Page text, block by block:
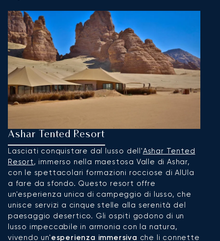
Ashar Tented Resort
Lasciati conquistare dal lusso dell'Ashar Tented
Resort, immerso nella maestosa Valle di Ashar,
con le spettacolari formazioni rocciose di AlUla
a fare da sfondo. Questo resort offre
un'esperienza unica di campeggio di lusso, che
unisce servizi a cinque stelle alla serenità del
paesaggio desertico. Gli ospiti godono di un
lusso impeccabile in armonia con la natura,
vivendo un'esperienza immersiva che li connette